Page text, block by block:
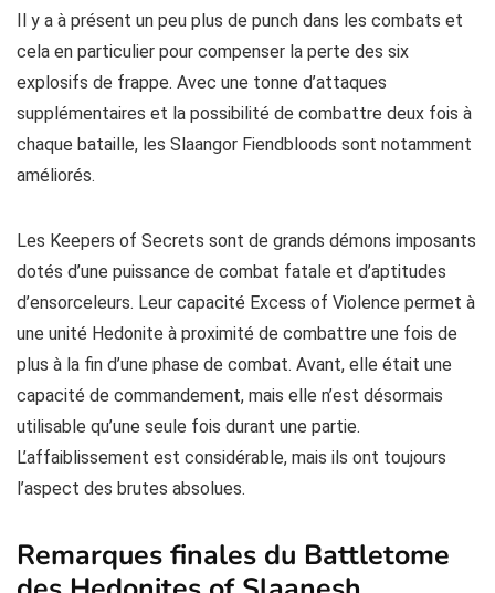
Il y a à présent un peu plus de punch dans les combats et
cela en particulier pour compenser la perte des six
explosifs de frappe. Avec une tonne d’attaques
supplémentaires et la possibilité de combattre deux fois à
chaque bataille, les Slaangor Fiendbloods sont notamment
améliorés.
Les Keepers of Secrets sont de grands démons imposants
dotés d’une puissance de combat fatale et d’aptitudes
d’ensorceleurs. Leur capacité Excess of Violence permet à
une unité Hedonite à proximité de combattre une fois de
plus à la fin d’une phase de combat. Avant, elle était une
capacité de commandement, mais elle n’est désormais
utilisable qu’une seule fois durant une partie.
L’affaiblissement est considérable, mais ils ont toujours
l’aspect des brutes absolues.
Remarques finales du Battletome